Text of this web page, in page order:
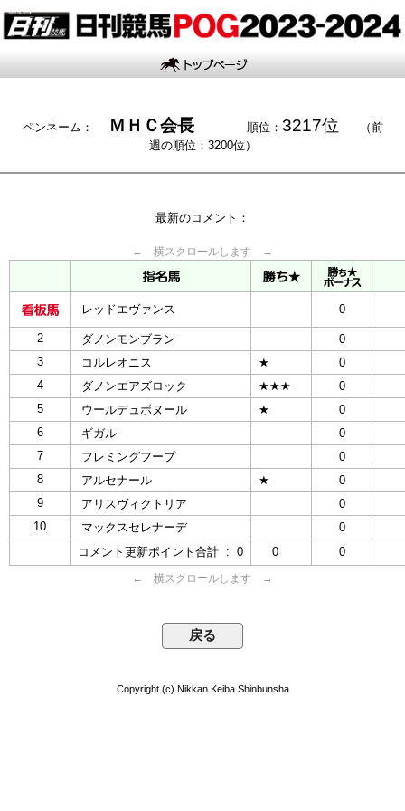
ペンネーム： ＭＨＣ会長 順位： 3217位
（前
週の順位：3200位）
最新のコメント：
← 横スクロールします →
レッドエヴァンス 0
2 ダノンモンブラン
0
3
コルレオニス ★
0
4
ダノンエアズロック ★★★
0
5
ウールデュボヌール ★
0
6
ギガル
0
7
フレミングフープ
0
8
アルセナール ★
0
9
アリスヴィクトリア
0
10
マックスセレナーデ
0
コメント更新ポイント合計 : 0
0 0
← 横スクロールします →
Copyright (c) Nikkan Keiba Shinbunsha